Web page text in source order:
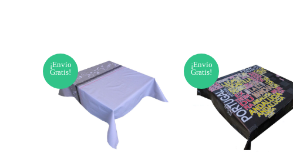
¡Envío
Gratis!
¡Envío
Gratis!